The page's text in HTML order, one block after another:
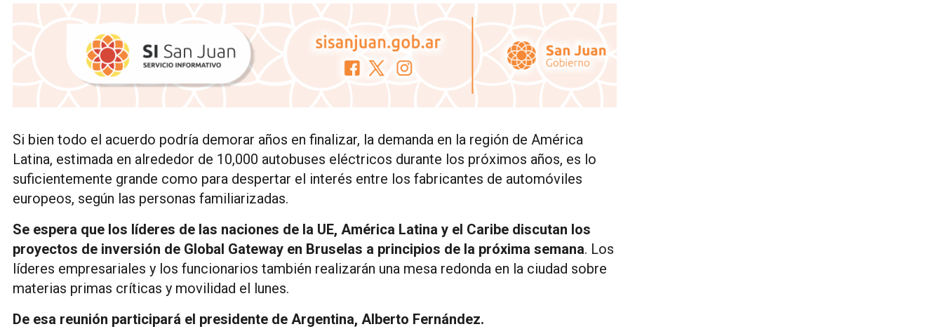
Si bien todo el acuerdo podría demorar años en finalizar, la demanda en la región de América
Latina, estimada en alrededor de 10,000 autobuses eléctricos durante los próximos años, es lo
suficientemente grande como para despertar el interés entre los fabricantes de automóviles
europeos, según las personas familiarizadas.
Se espera que los líderes de las naciones de la UE, América Latina y el Caribe discutan los
proyectos de inversión de Global Gateway en Bruselas a principios de la próxima semana. Los
líderes empresariales y los funcionarios también realizarán una mesa redonda en la ciudad sobre
materias primas críticas y movilidad el lunes.
De esa reunión participará el presidente de Argentina, Alberto Fernández.